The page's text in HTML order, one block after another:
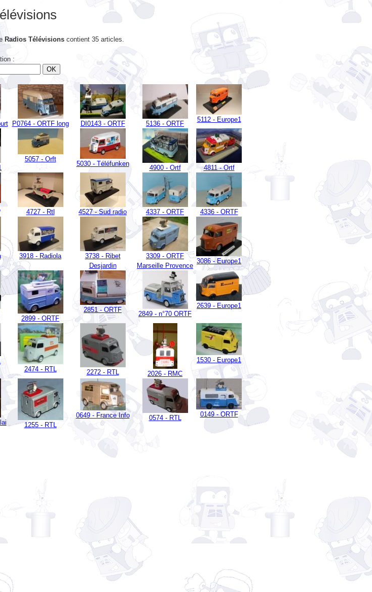
contient 35 articles.
:
P0764 - ORTF long DI0143 - ORTF 5136 - ORTF
5112 - Europe1
5057 - Orft
5030 - Téléfunken
4900 - Ortf 4811 - Ortf
4727 - Rtl 4527 - Sud radio 4337 - ORTF 4336 - ORTF
3918 - Radiola
3738 - Ribet
Desjardin
3309 - ORTF
Marseille Provence
3086 - Europe1
2899 - ORTF
2851 - ORTF
2849 - n°70 ORTF
2639 - Europe1
2474 - RTL
2272 - RTL 2026 - RMC
1530 - Europe1
1255 - RTL
0649 - France Info 0574 - RTL 0149 - ORTF